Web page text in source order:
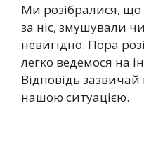
Ми розібралися, що
за ніс, змушували
невигідно. Пора
легко ведемося на
Відповідь зазвичай
нашою ситуацією.